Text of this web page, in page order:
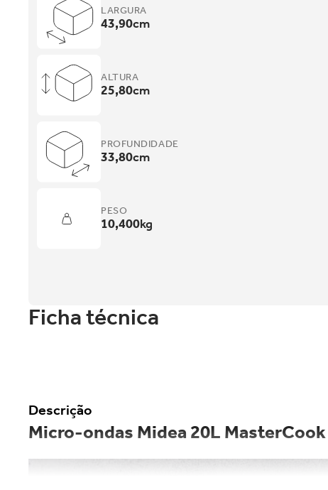
LARGURA
43,90cm
ALTURA
25,80cm
PROFUNDIDADE
33,80cm
PESO
10,400kg
Ficha técnica
Descrição
Micro-ondas Midea 20L MasterCook